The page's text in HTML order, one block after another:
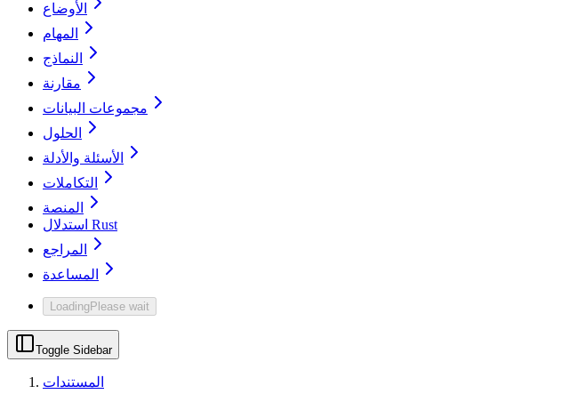
الأوضاع
المهام
النماذج
مقارنة
مجموعات البيانات
الحلول
الأسئلة والأدلة
التكاملات
المنصة
استدلال Rust
المراجع
المساعدة
LoadingPlease wait
Toggle Sidebar
المستندات